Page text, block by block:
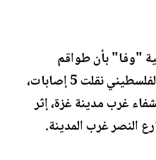
"وفا" بأن طواقم
الإسعاف التابعة للهلال الأحمر الفلسطيني نقلت 5 إصابات،
الشفاء غرب مدينة غزة، إثر
النصر غرب المدينة.